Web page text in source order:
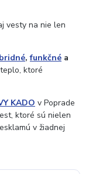
vesty na nie len
,funkčné a
ktoré
KADO v Poprade
ktoré sú nielen
v žiadnej